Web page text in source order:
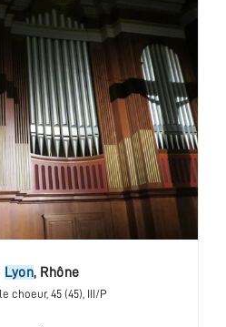
Lyon, Rhône
choeur, 45 (45), III/P